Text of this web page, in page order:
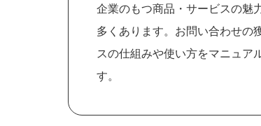
企業のもつ商品・サービスの魅
多くあります。お問い合わせの
スの仕組みや使い方をマニュア
す。